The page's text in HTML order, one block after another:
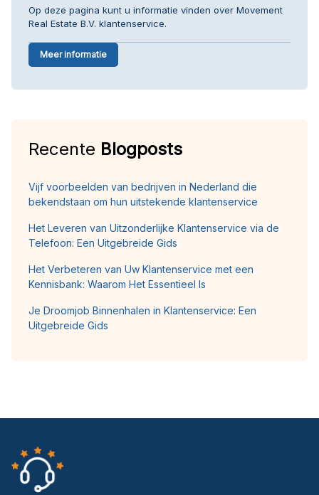
Op deze pagina kunt u informatie vinden over Movement
Real Estate B.V. klantenservice.
Meer informatie
Recente Blogposts
Vijf voorbeelden van bedrijven in Nederland die
bekendstaan om hun uitstekende klantenservice
Het Leveren van Uitzonderlijke Klantenservice via de
Telefoon: Een Uitgebreide Gids
Het Verbeteren van Uw Klantenservice met een
Kennisbank: Waarom Het Essentieel Is
Je Droomjob Binnenhalen in Klantenservice: Een
Uitgebreide Gids